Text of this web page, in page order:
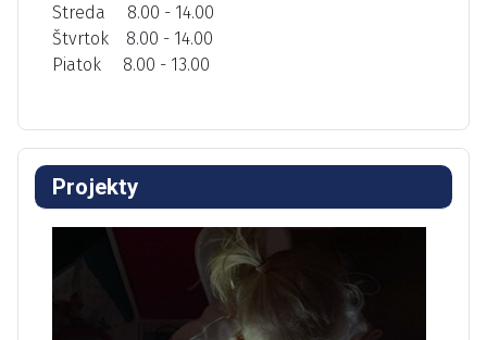
Streda 8.00 - 14.00
Štvrtok 8.00 - 14.00
Piatok 8.00 - 13.00
Projekty